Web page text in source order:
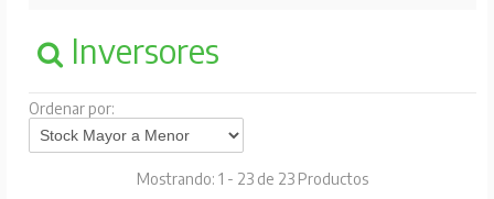
Inversores
Ordenar por:
Mostrando: 1 - 23 de 23 Productos